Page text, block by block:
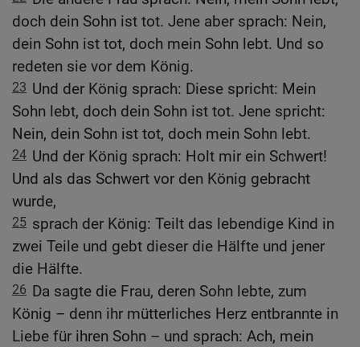
doch dein Sohn ist tot. Jene aber sprach: Nein,
dein Sohn ist tot, doch mein Sohn lebt. Und so
redeten sie vor dem König.
23 Und der König sprach: Diese spricht: Mein
Sohn lebt, doch dein Sohn ist tot. Jene spricht:
Nein, dein Sohn ist tot, doch mein Sohn lebt.
24 Und der König sprach: Holt mir ein Schwert!
Und als das Schwert vor den König gebracht
wurde,
25 sprach der König: Teilt das lebendige Kind in
zwei Teile und gebt dieser die Hälfte und jener
die Hälfte.
26 Da sagte die Frau, deren Sohn lebte, zum
König – denn ihr mütterliches Herz entbrannte in
Liebe für ihren Sohn – und sprach: Ach, mein